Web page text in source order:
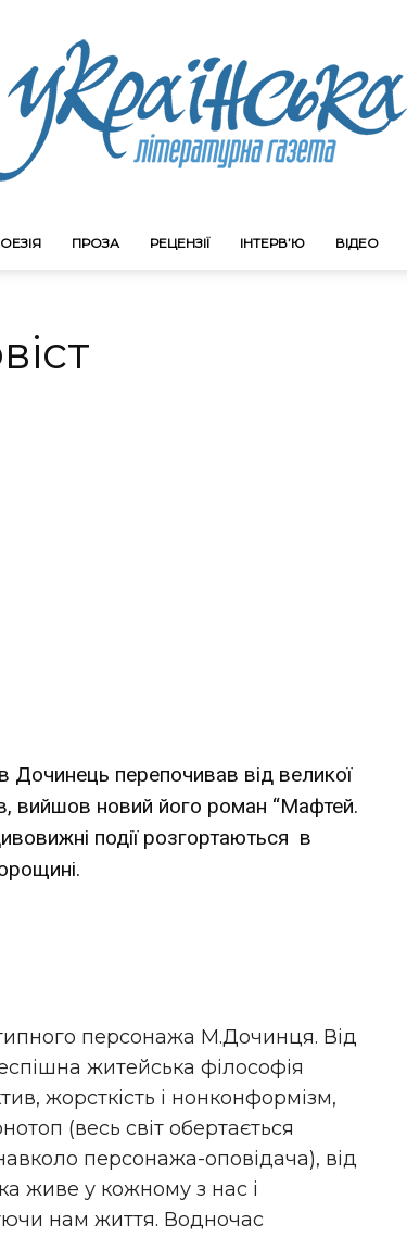
ПРОЗА РЕЦЕНЗІЇ ІНТЕРВ’Ю ВІДЕО
Дочинець перепочивав від великої
вийшов новий його роман “Мафтей.
події розгортаються в
персонажа М.Дочинця. Від
житейська філософія
жорсткість і нонконформізм,
(весь світ обертається
персонажа-оповідача), від
живе у кожному з нас і
нам життя. Водночас